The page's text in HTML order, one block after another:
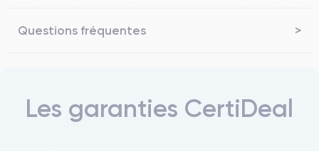
Questions fréquentes
Les garanties CertiDeal